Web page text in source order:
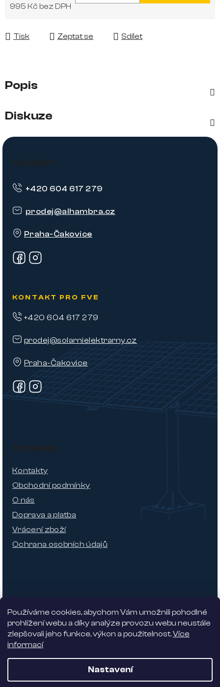
Používáme cookies, abychom Vám umožnili pohodlné
prohlížení webu a díky analýze provozu webu neustále
zlepšovali jeho funkce, výkon a použitelnost.Více
informací
Nastavení
995 Kč bez DPH
Tisk Zeptat se Sdílet
Popis
Diskuze
Z
Kontakt
prodej@alhambra.cz
Praha-Čakovice
+420 604 617 279
KONTAKT PRO FVE
prodej@solarnielektrarny.cz
Praha-Čakovice
+420 604 617 279
O nákupu
Kontakty
Obchodní podmínky
O nás
Doprava a platba
Vrácení zboží
Ochrana osobních údajů